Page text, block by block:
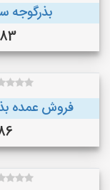
بذرگوجه‌ سوپر چف.
فروش عمده